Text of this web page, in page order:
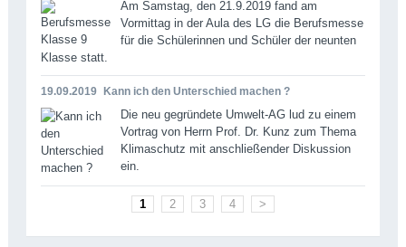
Am Samstag, den 21.9.2019 fand am
Vormittag in der Aula des LG die Berufsmesse
für die Schülerinnen und Schüler der neunten
Klasse statt.
19.09.2019 Kann ich den Unterschied machen ?
Die neu gegründete Umwelt-AG lud zu einem
Vortrag von Herrn Prof. Dr. Kunz zum Thema
Klimaschutz mit anschließender Diskussion
ein.
1 2 3 4 >